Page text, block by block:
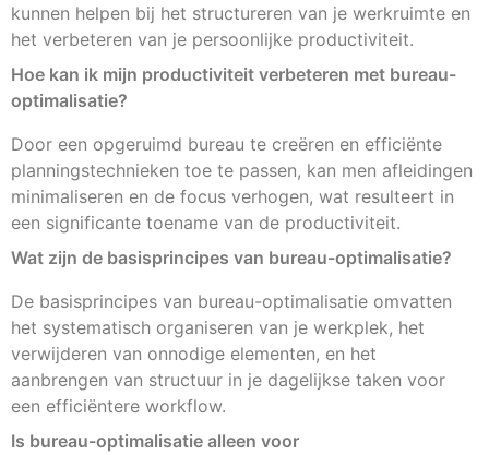
kunnen helpen bij het structureren van je werkruimte en
het verbeteren van je persoonlijke productiviteit.
Hoe kan ik mijn productiviteit verbeteren met bureau-
optimalisatie?
Door een opgeruimd bureau te creëren en efficiënte
planningstechnieken toe te passen, kan men afleidingen
minimaliseren en de focus verhogen, wat resulteert in
een significante toename van de productiviteit.
Wat zijn de basisprincipes van bureau-optimalisatie?
De basisprincipes van bureau-optimalisatie omvatten
het systematisch organiseren van je werkplek, het
verwijderen van onnodige elementen, en het
aanbrengen van structuur in je dagelijkse taken voor
een efficiëntere workflow.
Is bureau-optimalisatie alleen voor